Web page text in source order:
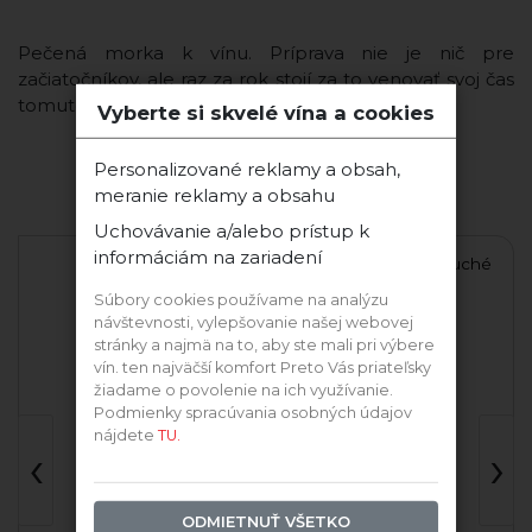
Pečená morka k vínu. Príprava nie je nič pre
začiatočníkov, ale raz za rok stojí za to venovať svoj čas
tomuto skvelému ...
Ďalšie vína tejto odrody
Messorio 2020
Le Macchiole
Merlot Strekov 2021 suché
Pivnica Radošina
‹ ›
Vyberte si skvelé vína a cookies
Personalizované reklamy a obsah,
meranie reklamy a obsahu
Uchovávanie a/alebo prístup k
informáciám na zariadení
Súbory cookies používame na analýzu
návštevnosti, vylepšovanie našej webovej
stránky a najmä na to, aby ste mali pri výbere
vín. ten najväčší komfort Preto Vás priateľsky
žiadame o povolenie na ich využívanie.
Podmienky spracúvania osobných údajov
nájdeteTU.
ODMIETNUŤ VŠETKO